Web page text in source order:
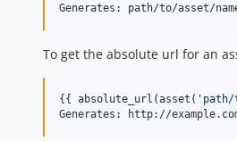
Generates: path/to/asset/
To get the absolute url for an
{{ absolute_url(asset( ' path/
Generates: http://